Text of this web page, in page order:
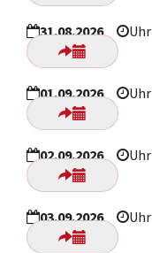
31.08.2026 Uhr
01.09.2026 Uhr
02.09.2026 Uhr
03.09.2026 Uhr